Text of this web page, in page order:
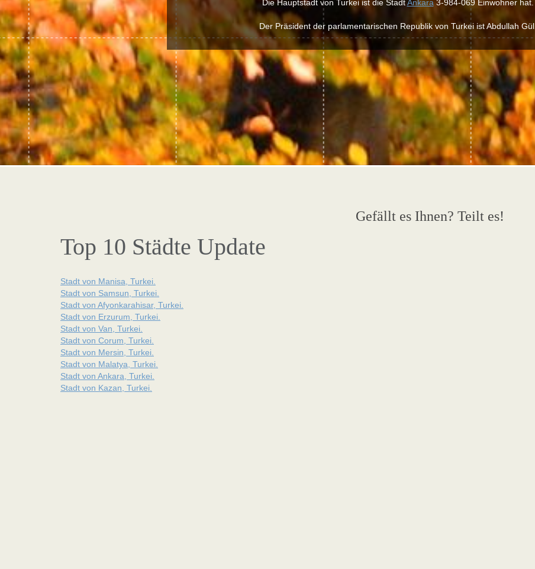
Die Hauptstadt von Turkei ist die StadtAnkara3-984-069 Einwohner hat.
Der Präsident der parlamentarischen Republik von Turkei ist Abdullah Gül.
Gefällt es Ihnen? Teilt es!
Top 10 Städte Update
Stadt von Manisa, Turkei.
Stadt von Samsun, Turkei.
Stadt von Afyonkarahisar, Turkei.
Stadt von Erzurum, Turkei.
Stadt von Van, Turkei.
Stadt von Corum, Turkei.
Stadt von Mersin, Turkei.
Stadt von Malatya, Turkei.
Stadt von Ankara, Turkei.
Stadt von Kazan, Turkei.